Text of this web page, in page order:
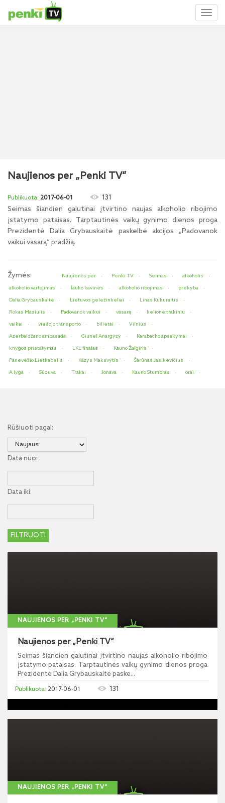
Naujienos per „Penki TV“
2017-06-01 131
Seimas šiandien galutinai įtvirtino naujas alkoholio ribojimo
įstatymo pataisas. Tarptautinės vaikų gynimo dienos proga
Prezidentė Dalia Grybauskaitė paskelbė akcijos „Padovanok
vaikui vasarą“ pradžią.
Žymės: Naujienos per Penki TV Seimas
alkoholis
alkoholio vartojimas
lauko kavinės alkoholio ribojimas
prekyba
Dalia Grybauskaitė
Lietuvos geležinkeliai
Linas Kukuraitis
Rokas Masiulis
Padovanok vaikui vasarą
kelionė trakiniu
vaikai
viešojo transporto bilietai
Vilnius
Azerbaidžano ambasada
Giunel Anargyzy
Karabacho apsakymai
knygos pristatymas
LKL finalas
Kauno Žalgiris
Panevėžio Lietkabelis
Kazys Maksvytis
Šarūnas Jasikevičius
A lyga
Sūduva Trakai Jonava Kauno Stumbras orai
Rūšiuoti pagal:
Data nuo:
Data iki:
NAUJIENOS PER „PENKI TV“
Naujienos per „Penki TV“
Seimas šiandien galutinai įtvirtino naujas alkoholio ribojimo
įstatymo pataisas. Tarptautinės vaikų gynimo dienos proga
Prezidentė Dalia Grybauskaitė paske...
2017-06-01 131
NAUJIENOS PER „PENKI TV“